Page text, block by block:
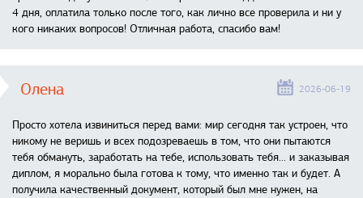
4 дня, оплатила только после того, как лично все проверила и ни у
кого никаких вопросов! Отличная работа, спасибо вам!
Олена 2026-06-19
Просто хотела извиниться перед вами: мир сегодня так устроен, что
никому не веришь и всех подозреваешь в том, что они пытаются
тебя обмануть, заработать на тебе, использовать тебя... и заказывая
диплом, я морально была готова к тому, что именно так и будет. А
получила качественный документ, который был мне нужен, на